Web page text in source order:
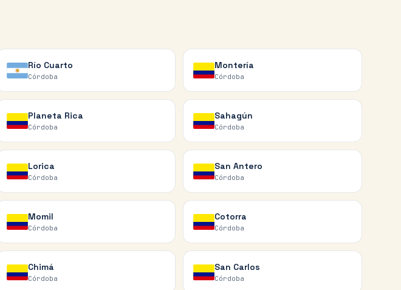
Río Cuarto
Córdoba
Montería
Córdoba
Planeta Rica
Córdoba
Sahagún
Córdoba
Lorica
Córdoba
San Antero
Córdoba
Momil
Córdoba
Cotorra
Córdoba
Chimá
Córdoba
San Carlos
Córdoba